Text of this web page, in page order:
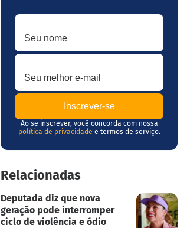
Seu nome
Seu melhor e-mail
Ao se inscrever, você concorda com nossa
política de privacidade e termos de serviço.
Relacionadas
Deputada diz que nova
geração pode interromper
ciclo de violência e ódio